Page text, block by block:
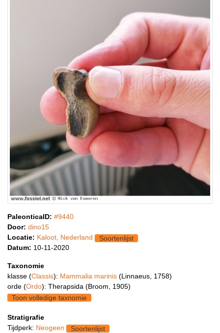
PaleonticaID: #9440
Door: dino15
Locatie: Kaloot, Nederland
Soortenlijst
Datum: 10-11-2020
Taxonomie
klasse (Classis): Mammalia marinis (Linnaeus, 1758)
orde (Ordo): Therapsida (Broom, 1905)
Toon volledige taxnomie
Stratigrafie
Tijdperk: Neogeen
Soortenlijst